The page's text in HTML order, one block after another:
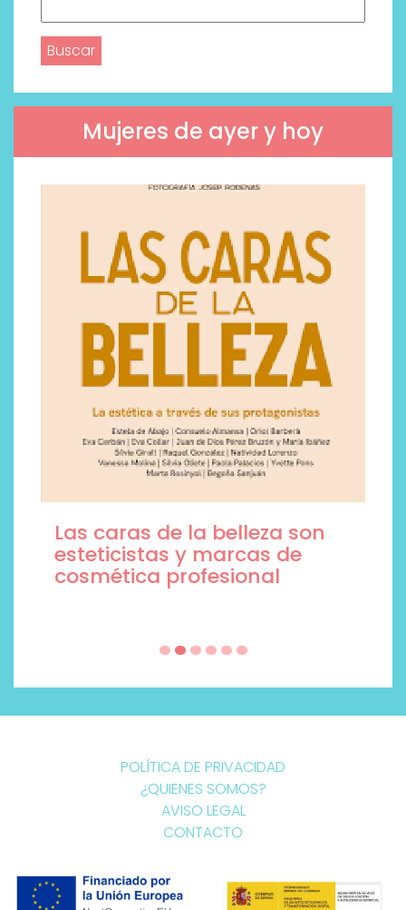
Mujeres de ayer y hoy
Las caras de la belleza son
esteticistas y marcas de
cosmética profesional
POLÍTICA DE PRIVACIDAD
¿QUIENES SOMOS?
AVISO LEGAL
CONTACTO